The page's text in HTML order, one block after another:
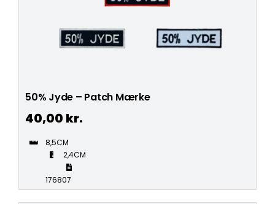
50% Jyde – Patch Mærke
40,00 kr.
8,5CM
2,4CM
176807